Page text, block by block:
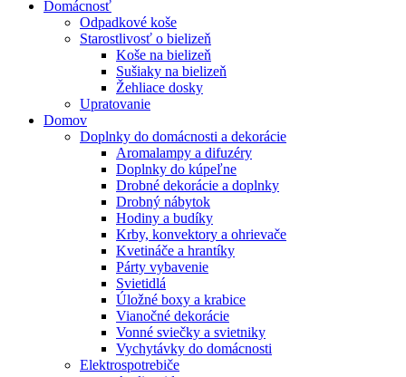
Domácnosť
Odpadkové koše
Starostlivosť o bielizeň
Koše na bielizeň
Sušiaky na bielizeň
Žehliace dosky
Upratovanie
Domov
Doplnky do domácnosti a dekorácie
Aromalampy a difuzéry
Doplnky do kúpeľne
Drobné dekorácie a doplnky
Drobný nábytok
Hodiny a budíky
Krby, konvektory a ohrievače
Kvetináče a hrantíky
Párty vybavenie
Svietidlá
Úložné boxy a krabice
Vianočné dekorácie
Vonné sviečky a svietniky
Vychytávky do domácnosti
Elektrospotrebiče